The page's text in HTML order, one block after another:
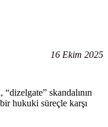
16 Ekim 2025
skandalının
hukuki süreçle karşı